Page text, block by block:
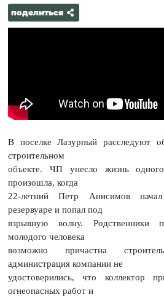
поделиться
В поселке Лазурный расследуют
строительном
объекте. ЧП унесло жизнь
произошла, когда
22-летний Петр Анисимов
резервуаре и попал под
взрывную волну. Родственники
молодого человека
возможно причастна
администрация компании не
удостоверились, что коллектор
огнеопасных работ и